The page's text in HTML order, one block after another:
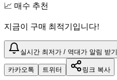
📈 매수 추천
지금이 구매 최적기입니다!
실시간 최저가 / 역대가 알림 받기
카카오톡 트위터 링크 복사